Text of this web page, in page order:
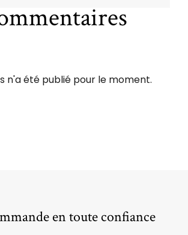
n'a été publié pour le moment.
en toute confiance